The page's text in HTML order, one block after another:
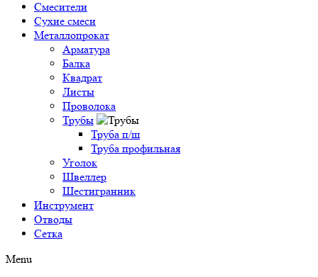
Смесители
Сухие смеси
Металлопрокат
Арматура
Балка
Квадрат
Листы
Проволока
Трубы
Труба п/ш
Труба профильная
Уголок
Швеллер
Шестигранник
Инструмент
Отводы
Сетка
Menu